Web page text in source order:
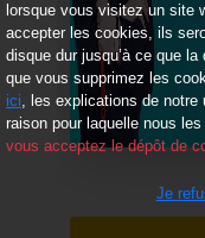
lorsque vous visitez un site
accepter les cookies, ils
disque dur jusqu’à ce que
que vous supprimez les
ici, les explications de
raison pour laquelle nous
vous acceptez le dépôt de
Je